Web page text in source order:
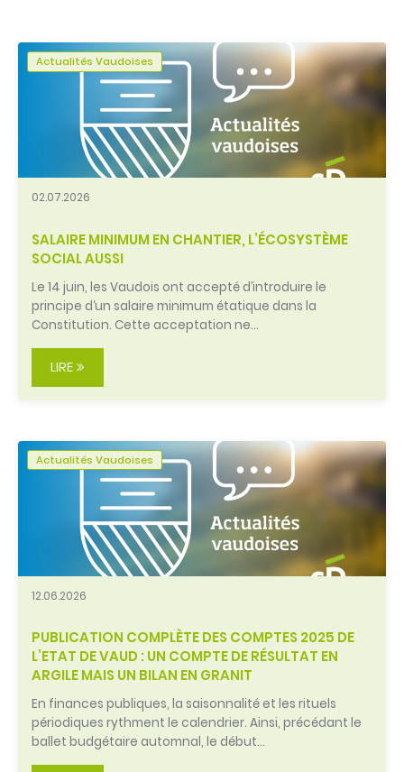
Actualités Vaudoises
02.07.2026
SALAIRE MINIMUM EN CHANTIER, L’ÉCOSYSTÈME
SOCIAL AUSSI
Le 14 juin, les Vaudois ont accepté d’introduire le
principe d‘un salaire minimum étatique dans la
Constitution. Cette acceptation ne…
LIRE
Actualités Vaudoises
12.06.2026
PUBLICATION COMPLÈTE DES COMPTES 2025 DE
L’ETAT DE VAUD : UN COMPTE DE RÉSULTAT EN
ARGILE MAIS UN BILAN EN GRANIT
En finances publiques, la saisonnalité et les rituels
périodiques rythment le calendrier. Ainsi, précédant le
ballet budgétaire automnal, le début…